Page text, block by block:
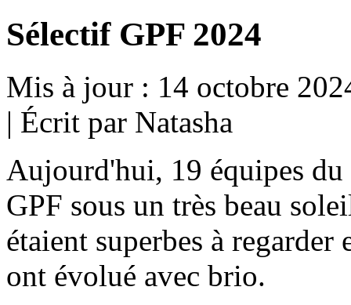
Sélectif GPF 2024
Mis à jour : 14 octobre
| Écrit par Natasha
Aujourd'hui, 19 équipes
GPF sous un très beau
étaient superbes à
ont évolué avec brio.